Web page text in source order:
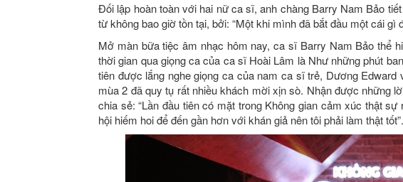
Đối lập hoàn toàn với hai nữ ca sĩ, anh chàng Barry Nam Bảo
từ không bao giờ tồn tại, bởi: “Một khi mình đã bắt đầu một cái gì
Mở màn bữa tiệc âm nhạc hôm nay, ca sĩ Barry Nam Bảo thể
thời gian qua giọng ca của ca sĩ Hoài Lâm là Như những phút
tiên được lắng nghe giọng ca của nam ca sĩ trẻ, Dương
mùa 2 đã quy tụ rất nhiều khách mời xịn sò. Nhận được những
chia sẻ: “Lần đầu tiên có mặt trong Không gian cảm xúc thật
hội hiếm hoi để đến gần hơn với khán giả nên tôi phải làm thật tốt”.